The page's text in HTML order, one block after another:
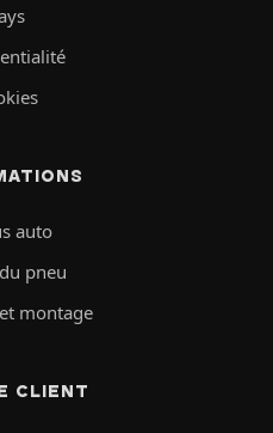
auto
pneu
montage
CLIENT